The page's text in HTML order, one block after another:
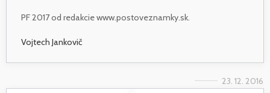
PF 2017 od redakcie www.postoveznamky.sk.
Vojtech Jankovič
23. 12. 2016